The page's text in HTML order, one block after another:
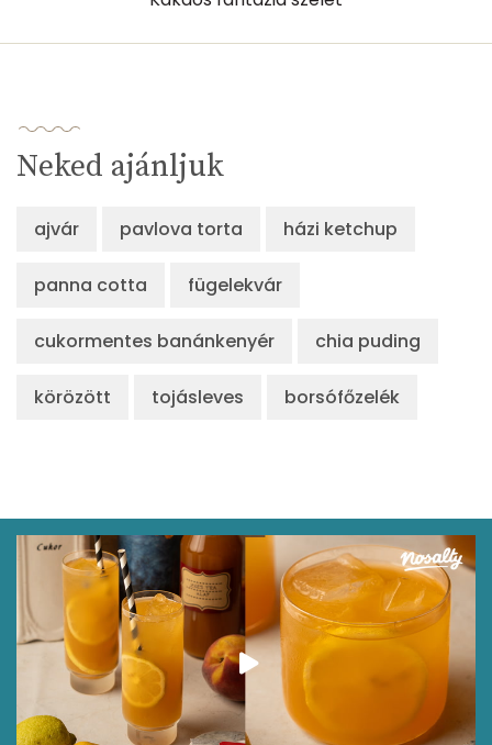
Neked ajánljuk
ajvár pavlova torta házi ketchup
panna cotta fügelekvár
cukormentes banánkenyér chia puding
körözött tojásleves borsófőzelék